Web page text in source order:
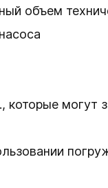
объем
которые могут